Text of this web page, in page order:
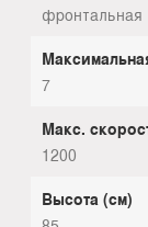
фронтальная
7
Макс.
1200
Высота (см)